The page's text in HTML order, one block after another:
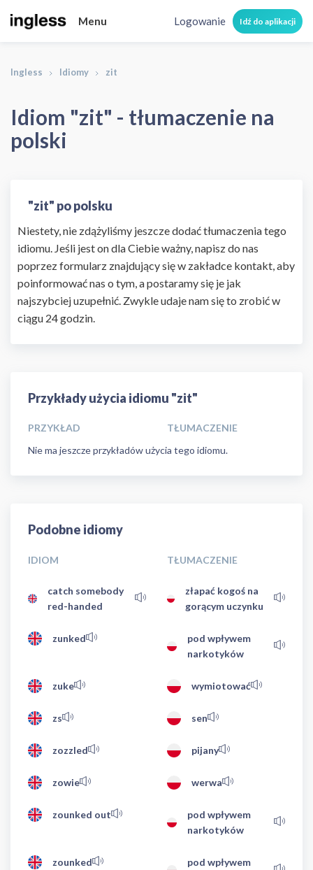
Menu Logowanie Idź do aplikacji
Ingless Idiomy zit
Idiom "zit" - tłumaczenie na
polski
"zit" po polsku
Niestety, nie zdążyliśmy jeszcze dodać tłumaczenia tego
idiomu. Jeśli jest on dla Ciebie ważny, napisz do nas
poprzez formularz znajdujący się w zakładce kontakt, aby
poinformować nas o tym, a postaramy się je jak
najszybciej uzupełnić. Zwykle udaje nam się to zrobić w
ciągu 24 godzin.
Przykłady użycia idiomu "zit"
PRZYKŁAD
TŁUMACZENIE
Nie ma jeszcze przykładów użycia tego idiomu.
Podobne idiomy
IDIOM TŁUMACZENIE
catch somebody
red-handed
złapać kogoś na
gorącym uczynku
zunked
pod wpływem
narkotyków
zuke wymiotować
zs sen
zozzled pijany
zowie werwa
zounked out
pod wpływem
narkotyków
zounked
pod wpływem